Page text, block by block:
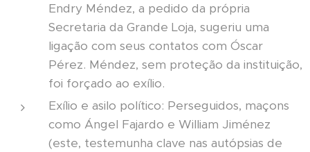
Endry Méndez, a pedido da própria
Secretaria da Grande Loja, sugeriu uma
ligação com seus contatos com Óscar
Pérez. Méndez, sem proteção da instituição,
foi forçado ao exílio.
Exílio e asilo político: Perseguidos, maçons
como Ángel Fajardo e William Jiménez
(este, testemunha clave nas autópsias de